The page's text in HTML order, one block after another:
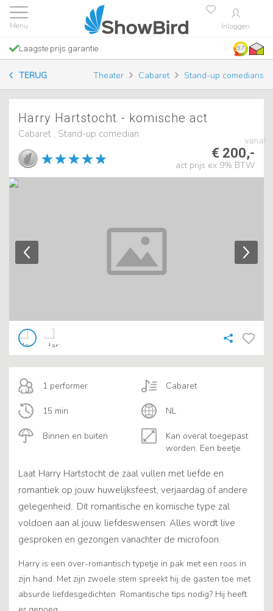
Inloggen
Laagste prijs garantie 9.7
TERUG Theater Cabaret Stand-up comedians
Harry Hartstocht - komische act
Cabaret , Stand-up comedian
vanaf
€ 200,-
act prijs ex 9% BTW
1 performer
Binnen en buiten
Cabaret
15 min
Kan overal toegepast
worden. Een beetje
NL
Laat Harry Hartstocht de zaal vullen met liefde en
romantiek op jouw huwelijksfeest, verjaardag of andere
gelegenheid.. Dit romantische en komische type zal
voldoen aan al jouw liefdeswensen. Alles wordt live
gesproken en gezongen vanachter de microfoon.
Harry is een over-romantisch typetje in pak met een roos in
zijn hand. Met zijn zwoele stem spreekt hij de gasten toe met
absurde liefdesgedichten. Romantische tips nodig? Hij heeft